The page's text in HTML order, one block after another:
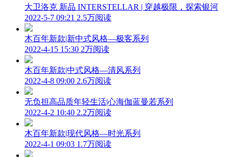
大卫洛克 新品 INTERSTELLAR | 穿越极限，探索银河
2022-5-7 09:21 2.5万阅读
木百年新款|新中式风格—极客系列
2022-4-15 15:30 2万阅读
木百年新款|中式风格—清风系列
2022-4-8 09:00 2.6万阅读
无负担高品质年轻生活|心海伽蓝曼若系列
2022-4-2 10:40 2.2万阅读
木百年新款|现代风格—时光系列
2022-4-1 09:03 1.7万阅读